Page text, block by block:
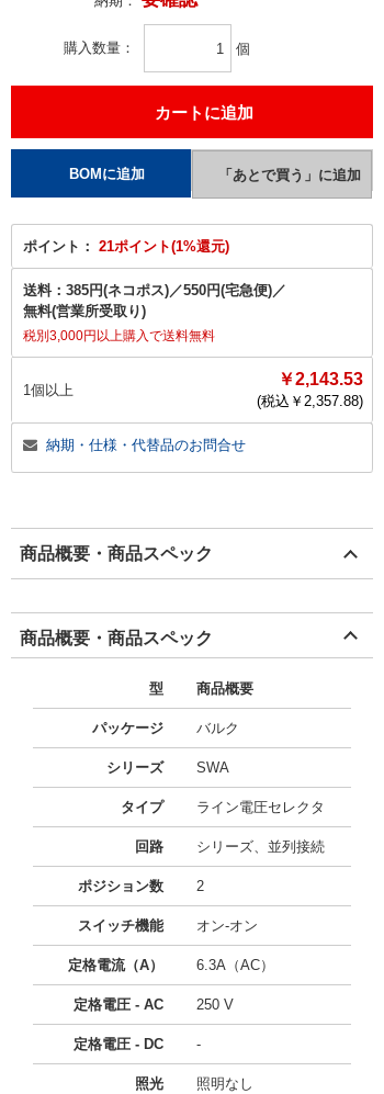
購入数量 個
ポイント： 21ポイント(1%還元)
送料： 385円(ネコポス)／550円(宅急便)／
無料(営業所受取り)
税別3,000円以上購入で送料無料
1個以上
￥2,143.53
(税込￥ 2,357.88)
納期・仕様・代替品のお問合せ
商品概要・商品スペック
商品概要・商品スペック
型 商品概要
パッケージ バルク
シリーズ SWA
タイプ ライン電圧セレクタ
回路 シリーズ、並列接続
ポジション数 2
スイッチ機能 オン-オン
定格電流（A） 6.3A（AC）
定格電圧 - AC 250 V
定格電圧 - DC -
照光 照明なし